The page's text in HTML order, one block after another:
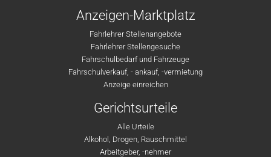
Anzeigen-Marktplatz
Fahrlehrer Stellenangebote
Fahrlehrer Stellengesuche
Fahrschulbedarf und Fahrzeuge
Fahrschulverkauf, - ankauf, -vermietung
Anzeige einreichen
Gerichtsurteile
Alle Urteile
Alkohol, Drogen, Rauschmittel
Arbeitgeber, -nehmer